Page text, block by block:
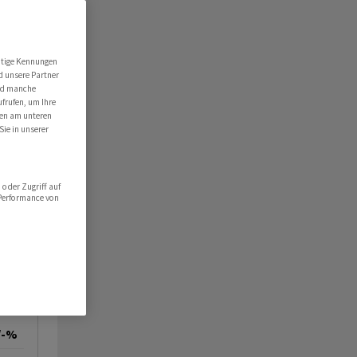
%
Kennungen
unsere Partner
manche
um Ihre
am unteren
in unserer
oder Zugriff auf
von